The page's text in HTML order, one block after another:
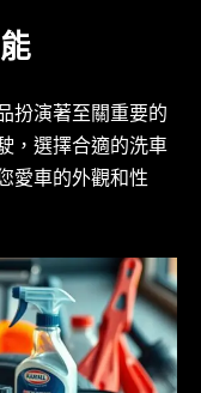
扮演著至關重要的
，選擇合適的洗車
愛車的外觀和性